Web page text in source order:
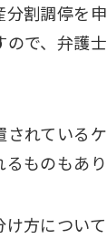
割調停を
で、弁護
れている
ものもあ
方について